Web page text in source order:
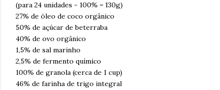
(para 24 unidades - 100% = 130g)
27% de óleo de coco orgânico
50% de açúcar de beterraba
40% de ovo orgânico
1,5% de sal marinho
2,5% de fermento químico
100% de granola (cerca de 1 cup)
46% de farinha de trigo integral